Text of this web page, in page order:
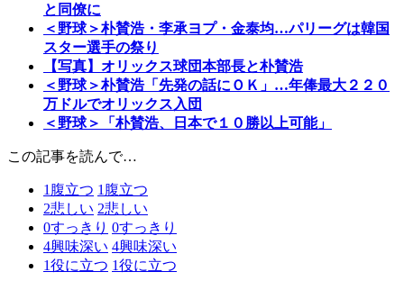
と同僚に
＜野球＞朴賛浩・李承ヨプ・金泰均…パリーグは韓国
スター選手の祭り
【写真】オリックス球団本部長と朴賛浩
＜野球＞朴賛浩「先発の話にＯＫ」…年俸最大２２０
万ドルでオリックス入団
＜野球＞「朴賛浩、日本で１０勝以上可能」
この記事を読んで…
1 腹立つ 1 腹立つ
2悲しい 2悲しい
0すっきり 0すっきり
4興味深い 4興味深い
1役に立つ 1役に立つ